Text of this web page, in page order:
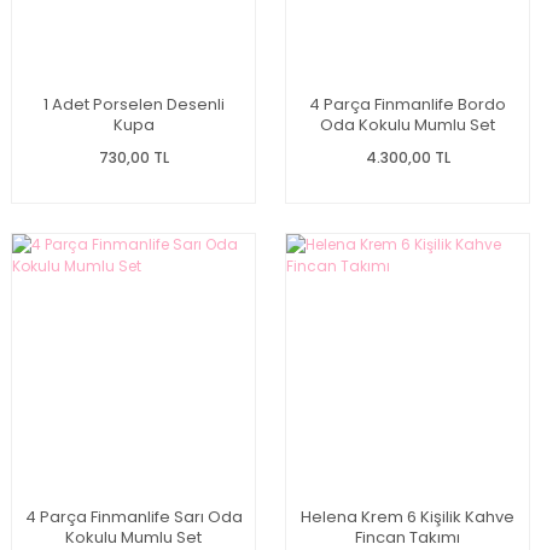
1 Adet Porselen Desenli
Kupa
730,00 TL
4 Parça Finmanlife Bordo
Oda Kokulu Mumlu Set
4.300,00 TL
4 Parça Finmanlife Sarı Oda
Kokulu Mumlu Set
Helena Krem 6 Kişilik Kahve
Fincan Takımı